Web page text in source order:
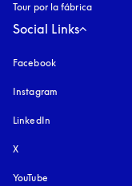
Tour por la fábrica
Social Links
Facebook
Instagram
LinkedIn
X
YouTube